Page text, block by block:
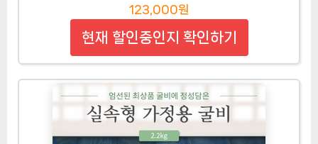
123,000원
현재 할인중인지 확인하기